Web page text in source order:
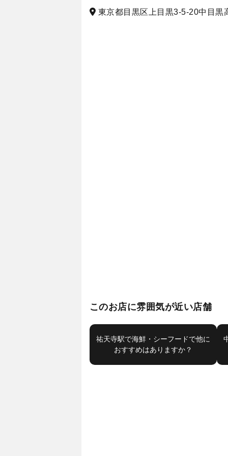
東京都目黒区上目黒3-5-20中目黒
このお店に雰囲気が近い店舗
祐天寺駅で海鮮・シーフードで他に
おすすめはありますか？